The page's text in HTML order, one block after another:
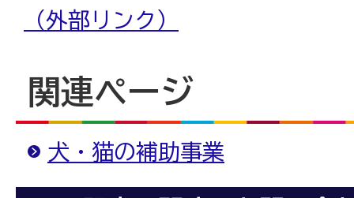
（外部リンク）
関連ページ
犬・猫の補助事業